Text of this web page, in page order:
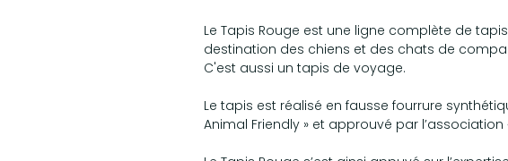
Le Tapis Rouge est une ligne complète de
destination des chiens et des chats de
C'est aussi un tapis de voyage.
Le tapis est réalisé en fausse fourrure
Animal Friendly » et approuvé par l’association «